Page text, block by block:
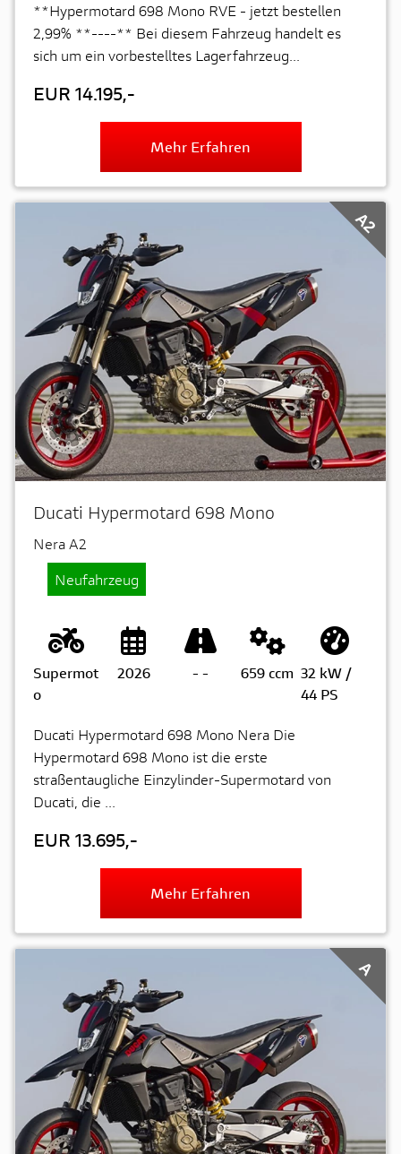
**Hypermotard 698 Mono RVE - jetzt bestellen
2,99% **----** Bei diesem Fahrzeug handelt es
sich um ein vorbestelltes Lagerfahrzeug...
EUR 14.195,-
Mehr Erfahren
Ducati Hypermotard 698 Mono
Nera A2
Neufahrzeug
Supermot
o
2026 - - 659 ccm 32 kW /
44 PS
Ducati Hypermotard 698 Mono Nera Die
Hypermotard 698 Mono ist die erste
straßentaugliche Einzylinder-Supermotard von
Ducati, die ...
EUR 13.695,-
Mehr Erfahren
A2
A